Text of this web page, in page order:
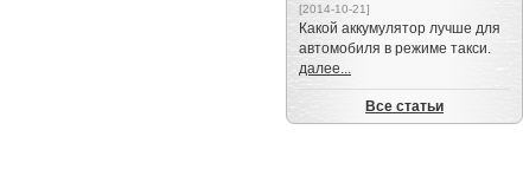
[2014-10-21]
Какой аккумулятор лучше для
автомобиля в режиме такси.
далее...
Все статьи